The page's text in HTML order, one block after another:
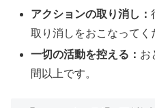
アクションの取り消し：
取り消しをおこなってく
一切の活動を控える： お
間以上です。